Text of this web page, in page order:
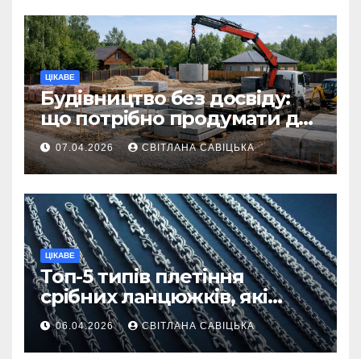
ЦІКАВЕ
Будівництво без досвіду:
що потрібно продумати до
першої доставки на
ділянку
07.04.2026 СВІТЛАНА САВІЦЬКА
ЦІКАВЕ
Топ-5 типів плетіння
срібних ланцюжків, які
вважаються
найнадійнішими
06.04.2026 СВІТЛАНА САВІЦЬКА